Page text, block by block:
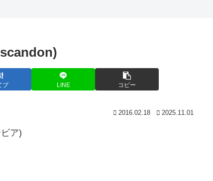
ブ LINE コピー
2016.02.18 2025.11.01
ア)